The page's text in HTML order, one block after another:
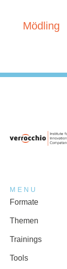
Mödling
MENU
Formate
Themen
Trainings
Tools